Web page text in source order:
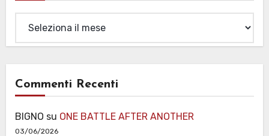
Commenti Recenti
BIGNO su ONE BATTLE AFTER ANOTHER
03/06/2026